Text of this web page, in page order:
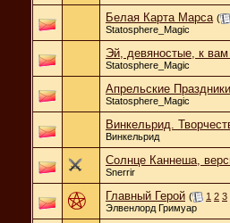
Белая Карта Марса (
Statosphere_Magic
Эй, девяностые, к
Statosphere_Magic
Апрельские Праздники
Statosphere_Magic
Винкельрид.
Винкельрид
Солнце Каннеша,
Snerrir
Главный Герой ( 1 2 3
Элвенлорд Гримуар